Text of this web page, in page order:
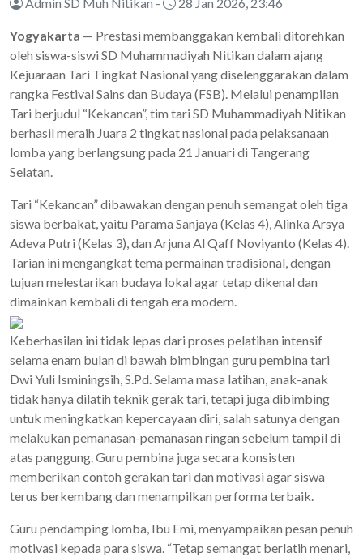
Yogyakarta — Prestasi membanggakan kembali ditorehkan
oleh siswa-siswi SD Muhammadiyah Nitikan dalam ajang
Kejuaraan Tari Tingkat Nasional yang diselenggarakan dalam
rangka Festival Sains dan Budaya (FSB). Melalui penampilan
Tari berjudul “Kekancan”, tim tari SD Muhammadiyah Nitikan
berhasil meraih Juara 2 tingkat nasional pada pelaksanaan
lomba yang berlangsung pada 21 Januari di Tangerang
Selatan.
Tari “Kekancan” dibawakan dengan penuh semangat oleh tiga
siswa berbakat, yaitu Parama Sanjaya (Kelas 4), Alinka Arsya
Adeva Putri (Kelas 3), dan Arjuna Al Qaff Noviyanto (Kelas 4).
Tarian ini mengangkat tema permainan tradisional, dengan
tujuan melestarikan budaya lokal agar tetap dikenal dan
dimainkan kembali di tengah era modern.
Keberhasilan ini tidak lepas dari proses pelatihan intensif
selama enam bulan di bawah bimbingan guru pembina tari
Dwi Yuli Isminingsih, S.Pd. Selama masa latihan, anak-anak
tidak hanya dilatih teknik gerak tari, tetapi juga dibimbing
untuk meningkatkan kepercayaan diri, salah satunya dengan
melakukan pemanasan-pemanasan ringan sebelum tampil di
atas panggung. Guru pembina juga secara konsisten
memberikan contoh gerakan tari dan motivasi agar siswa
terus berkembang dan menampilkan performa terbaik.
Guru pendamping lomba, Ibu Emi, menyampaikan pesan penuh
motivasi kepada para siswa. “Tetap semangat berlatih menari,